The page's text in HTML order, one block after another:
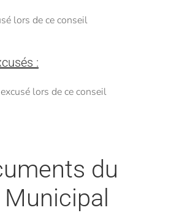
lors de ce conseil
:
lors de ce conseil
du